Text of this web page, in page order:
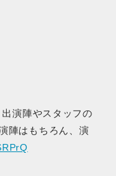
演陣やスタッフの
陣はもちろん、演